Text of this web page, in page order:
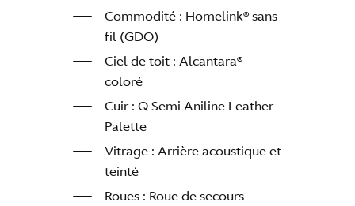
Commodité : Homelink® sans
fil (GDO)
Ciel de toit : Alcantara®
coloré
Cuir : Q Semi Aniline Leather
Palette
Vitrage : Arrière acoustique et
teinté
Roues : Roue de secours